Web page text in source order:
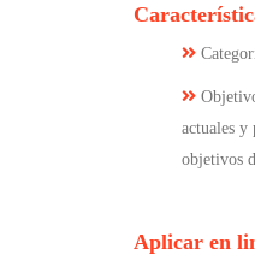
actuales y
objetivos
Aplicar en